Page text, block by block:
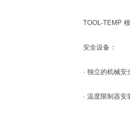
TOOL-TEMP 模
安全设备：
· 独立的机械安
· 温度限制器安